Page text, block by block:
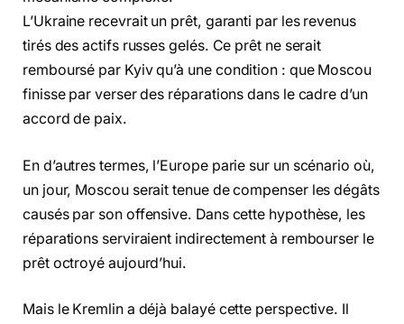
L’Ukraine recevrait un prêt, garanti par les revenus
tirés des actifs russes gelés. Ce prêt ne serait
remboursé par Kyiv qu’à une condition : que Moscou
finisse par verser des réparations dans le cadre d’un
accord de paix.
En d’autres termes, l’Europe parie sur un scénario où,
un jour, Moscou serait tenue de compenser les dégâts
causés par son offensive. Dans cette hypothèse, les
réparations serviraient indirectement à rembourser le
prêt octroyé aujourd’hui.
Mais le Kremlin a déjà balayé cette perspective. Il